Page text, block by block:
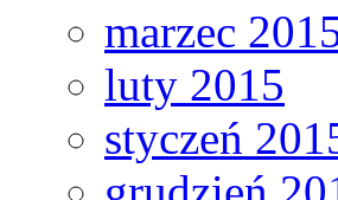
marzec
luty 2015
styczeń